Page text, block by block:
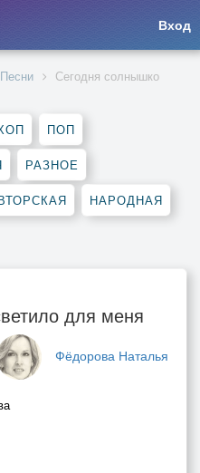
Вход
Песни
Сегодня солнышко
ПОП
РАЗНОЕ
НАРОДНАЯ
для меня
Фёдорова Наталья